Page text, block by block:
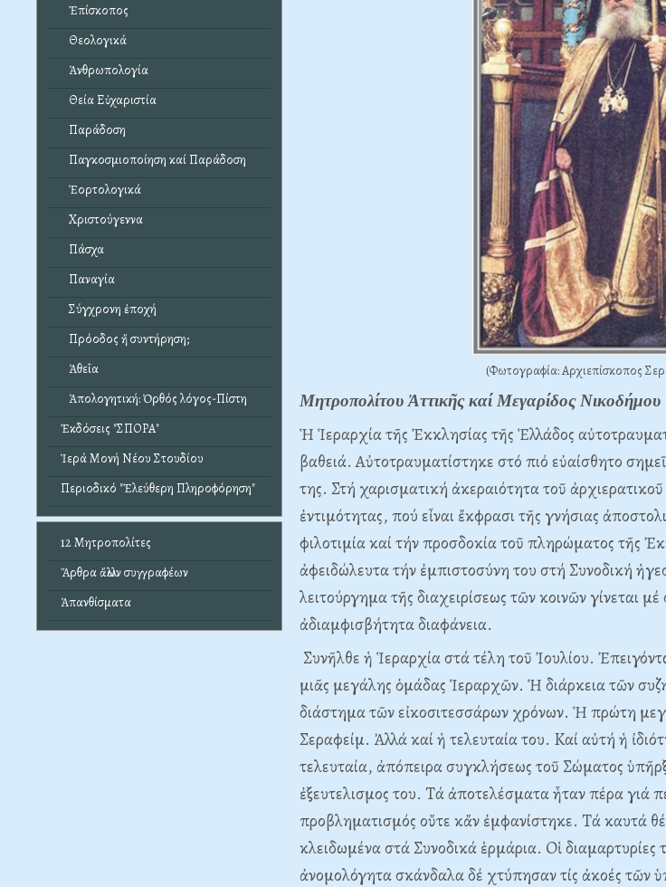
Ἐπίσκοπος
Θεολογικά
Ἀνθρωπολογία
Θεία Εὐχαριστία
Παράδοση
Παγκοσμιοποίηση καί Παράδοση
Ἑορτολογικά
Χριστούγεννα
Πάσχα
Παναγία
Σύγχρονη ἐποχή
Πρόοδος ἤ συντήρηση;
Ἀθεΐα
Ἀπολογητική: Ὀρθός λόγος-Πίστη
Ἐκδόσεις "ΣΠΟΡΑ"
Ἱερά Μονή Νέου Στουδίου
Περιοδικό "Ἐλεύθερη Πληροφόρηση"
12 Μητροπολίτες
Ἄρθρα ἄλλων συγγραφέων
Ἀπανθίσματα
(Φωτογραφία: Αρχιεπίσκοπος
Μητροπολίτου Ἀττικῆς καί Μεγαρίδος Νικοδήμου
Ἡ Ἱεραρχία τῆς Ἐκκλησίας τῆς Ἑλλάδος
βαθειά. Aὐτοτραυματίστηκε στό πιό εὐαίσθητο
της. Στή χαρισματική ἀκεραιότητα τοῦ
ἐντιμότητας, πού εἶναι ἔκφρασι τῆς γνήσιας
φιλοτιμία καί τήν προσδοκία τοῦ πληρώματος τῆς
ἀφειδώλευτα τήν ἐμπιστοσύνη του στή Συνοδική
λειτούργημα τῆς διαχειρίσεως τῶν κοινῶν γίνεται
ἀδιαμφισβήτητα διαφάνεια.
Συνῆλθε ἡ Ἱεραρχία στά τέλη τοῦ Ἰουλίου.
μιᾶς μεγάλης ὁμάδας Ἱεραρχῶν. Ἡ διάρκεια τῶν
διάστημα τῶν εἰκοσιτεσσάρων χρόνων. Ἡ πρώτη
Σεραφείμ. Ἀλλά καί ἡ τελευταία του. Kαί αὐτή ἡ
τελευταία, ἀπόπειρα συγκλήσεως τοῦ Σώματος
ἐξευτελισμος του. Tά ἀποτελέσματα ἦταν πέρα γιά
προβληματισμός οὔτε κἄν ἐμφανίστηκε. Tά καυτά
κλειδωμένα στά Συνοδικά ἑρμάρια. Oἱ
ἀνομολόγητα σκάνδαλα δέ χτύπησαν τίς ἀκοές τῶν